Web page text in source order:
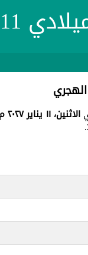
بالهجري والشمسي
الاثنين، ١١ يناير ٢٠٢٧ م